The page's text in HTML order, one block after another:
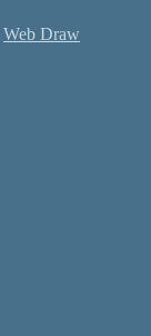
Web Draw